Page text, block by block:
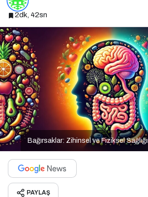
2dk, 42sn
Bağırsaklar: Zihinsel ve Fiziksel
PAYLAŞ